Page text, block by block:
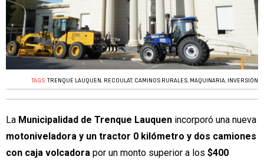
TAGS:TRENQUE LAUQUEN, RECOULAT, CAMINOS RURALES, MAQUINARIA, INVERSIÓN
La Municipalidad de Trenque Lauquen incorporó una nueva
motoniveladora y un tractor 0 kilómetro y dos camiones
con caja volcadora por un monto superior a los $400